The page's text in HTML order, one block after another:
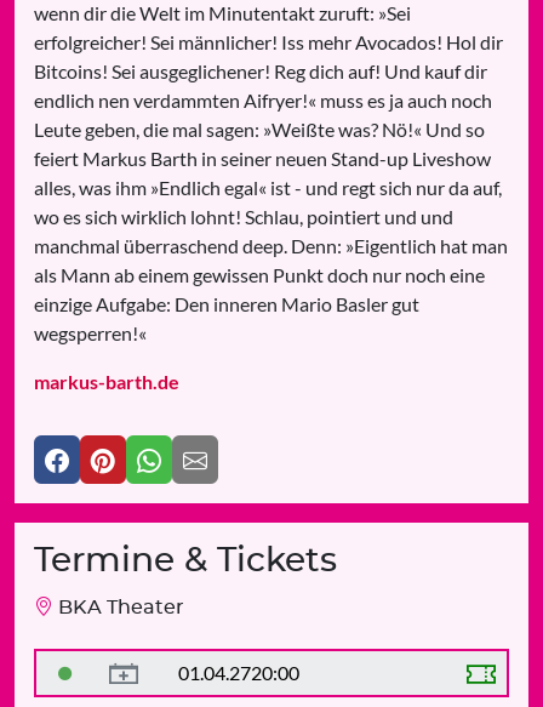
wenn dir die Welt im Minutentakt zuruft: »Sei
erfolgreicher! Sei männlicher! Iss mehr Avocados! Hol dir
Bitcoins! Sei ausgeglichener! Reg dich auf! Und kauf dir
endlich nen verdammten Aifryer!« muss es ja auch noch
Leute geben, die mal sagen: »Weißte was? Nö!« Und so
feiert Markus Barth in seiner neuen Stand-up Liveshow
alles, was ihm »Endlich egal« ist - und regt sich nur da auf,
wo es sich wirklich lohnt! Schlau, pointiert und und
manchmal überraschend deep. Denn: »Eigentlich hat man
als Mann ab einem gewissen Punkt doch nur noch eine
einzige Aufgabe: Den inneren Mario Basler gut
wegsperren!«
markus-barth.de
Termine & Tickets
BKA Theater
01.04.2720:00